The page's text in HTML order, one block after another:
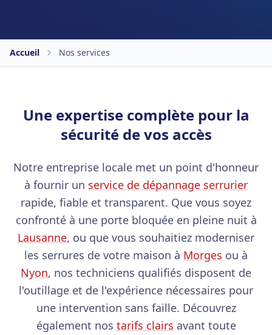
Accueil Nos services
Une expertise complète pour la
sécurité de vos accès
Notre entreprise locale met un point d'honneur
à fournir un service de dépannage serrurier
rapide, fiable et transparent. Que vous soyez
confronté à une porte bloquée en pleine nuit à
Lausanne, ou que vous souhaitiez moderniser
les serrures de votre maison à Morges ou à
Nyon, nos techniciens qualifiés disposent de
l'outillage et de l'expérience nécessaires pour
une intervention sans faille. Découvrez
également nos tarifs clairs avant toute